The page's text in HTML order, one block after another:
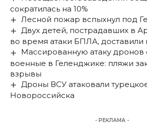
сократилась на 10%
Лесной пожар вспыхнул под
Двух детей, пострадавших в
во время атаки БПЛА, доставили
Массированную атаку дронов
военные в Геленджике: пляжи
взрывы
Дроны ВСУ атаковали
Новороссийска
- РЕКЛАМА -